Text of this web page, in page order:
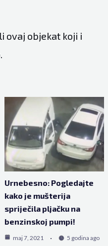
ovaj objekat koji i
Urnebesno: Pogledajte
kako je mušterija
spriječila pljačku na
benzinskoj pumpi!
maj 7, 2021 5 godina ago